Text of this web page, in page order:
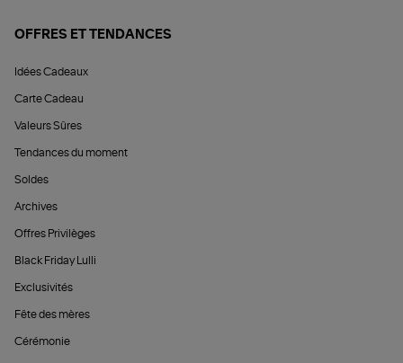
OFFRES ET TENDANCES
Idées Cadeaux
Carte Cadeau
Valeurs Sûres
Tendances du moment
Soldes
Archives
Offres Privilèges
Black Friday Lulli
Exclusivités
Fête des mères
Cérémonie